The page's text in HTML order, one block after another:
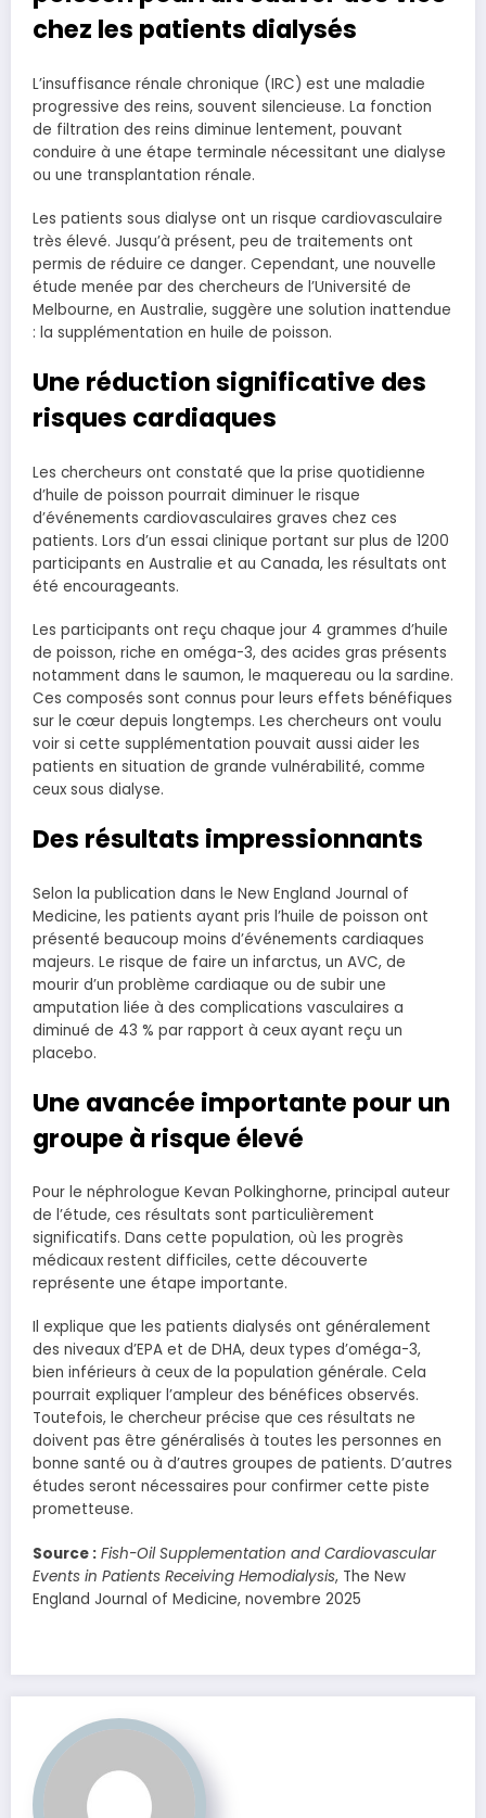
chez les patients dialysés
L’insuffisance rénale chronique (IRC) est une maladie
progressive des reins, souvent silencieuse. La fonction
de filtration des reins diminue lentement, pouvant
conduire à une étape terminale nécessitant une dialyse
ou une transplantation rénale.
Les patients sous dialyse ont un risque cardiovasculaire
très élevé. Jusqu’à présent, peu de traitements ont
permis de réduire ce danger. Cependant, une nouvelle
étude menée par des chercheurs de l’Université de
Melbourne, en Australie, suggère une solution inattendue
: la supplémentation en huile de poisson.
Une réduction significative des
risques cardiaques
Les chercheurs ont constaté que la prise quotidienne
d’huile de poisson pourrait diminuer le risque
d’événements cardiovasculaires graves chez ces
patients. Lors d’un essai clinique portant sur plus de 1200
participants en Australie et au Canada, les résultats ont
été encourageants.
Les participants ont reçu chaque jour 4 grammes d’huile
de poisson, riche en oméga-3, des acides gras présents
notamment dans le saumon, le maquereau ou la sardine.
Ces composés sont connus pour leurs effets bénéfiques
sur le cœur depuis longtemps. Les chercheurs ont voulu
voir si cette supplémentation pouvait aussi aider les
patients en situation de grande vulnérabilité, comme
ceux sous dialyse.
Des résultats impressionnants
Selon la publication dans le New England Journal of
Medicine, les patients ayant pris l’huile de poisson ont
présenté beaucoup moins d’événements cardiaques
majeurs. Le risque de faire un infarctus, un AVC, de
mourir d’un problème cardiaque ou de subir une
amputation liée à des complications vasculaires a
diminué de 43 % par rapport à ceux ayant reçu un
placebo.
Une avancée importante pour un
groupe à risque élevé
Pour le néphrologue Kevan Polkinghorne, principal auteur
de l’étude, ces résultats sont particulièrement
significatifs. Dans cette population, où les progrès
médicaux restent difficiles, cette découverte
représente une étape importante.
Il explique que les patients dialysés ont généralement
des niveaux d’EPA et de DHA, deux types d’oméga-3,
bien inférieurs à ceux de la population générale. Cela
pourrait expliquer l’ampleur des bénéfices observés.
Toutefois, le chercheur précise que ces résultats ne
doivent pas être généralisés à toutes les personnes en
bonne santé ou à d’autres groupes de patients. D’autres
études seront nécessaires pour confirmer cette piste
prometteuse.
Source : Fish-Oil Supplementation and Cardiovascular
Events in Patients Receiving Hemodialysis, The New
England Journal of Medicine, novembre 2025